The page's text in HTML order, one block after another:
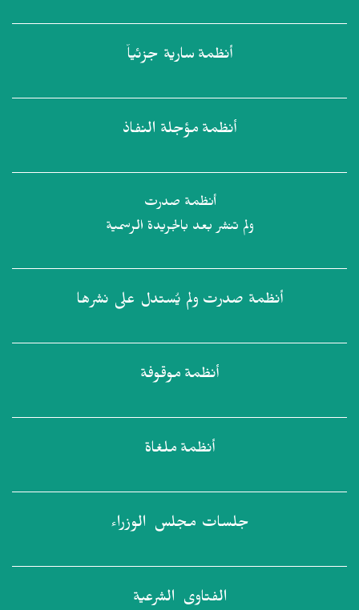
أنظمة سارية جزئياً
أنظمة مؤجلة النفاذ
أنظمة صدرت
ولم تنشر بعد بالجريدة الرسمية
أنظمة صدرت ولم يُستدل على نشرها
أنظمة موقوفة
أنظمة ملغاة
جلسات مجلس الوزراء
الفتاوى الشرعية